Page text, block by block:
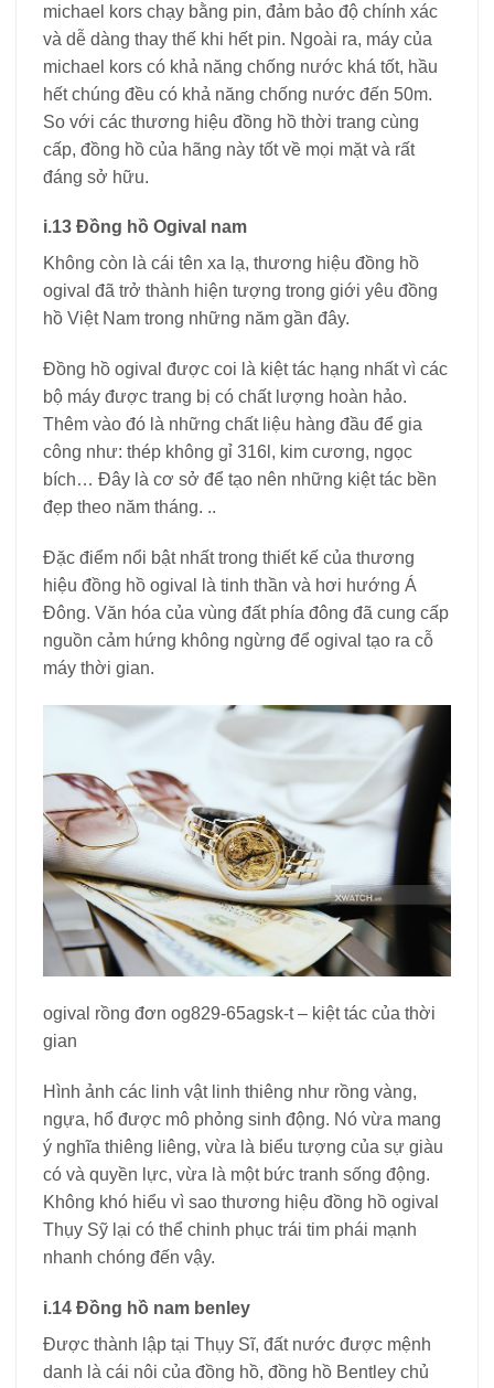
michael kors chạy bằng pin, đảm bảo độ chính xác
và dễ dàng thay thế khi hết pin. Ngoài ra, máy của
michael kors có khả năng chống nước khá tốt, hầu
hết chúng đều có khả năng chống nước đến 50m.
So với các thương hiệu đồng hồ thời trang cùng
cấp, đồng hồ của hãng này tốt về mọi mặt và rất
đáng sở hữu.
i.13 Đồng hồ Ogival nam
Không còn là cái tên xa lạ, thương hiệu đồng hồ
ogival đã trở thành hiện tượng trong giới yêu đồng
hồ Việt Nam trong những năm gần đây.
Đồng hồ ogival được coi là kiệt tác hạng nhất vì các
bộ máy được trang bị có chất lượng hoàn hảo.
Thêm vào đó là những chất liệu hàng đầu để gia
công như: thép không gỉ 316l, kim cương, ngọc
bích… Đây là cơ sở để tạo nên những kiệt tác bền
đẹp theo năm tháng. ..
Đặc điểm nổi bật nhất trong thiết kế của thương
hiệu đồng hồ ogival là tinh thần và hơi hướng Á
Đông. Văn hóa của vùng đất phía đông đã cung cấp
nguồn cảm hứng không ngừng để ogival tạo ra cỗ
máy thời gian.
ogival rồng đơn og829-65agsk-t – kiệt tác của thời
gian
Hình ảnh các linh vật linh thiêng như rồng vàng,
ngựa, hổ được mô phỏng sinh động. Nó vừa mang
ý nghĩa thiêng liêng, vừa là biểu tượng của sự giàu
có và quyền lực, vừa là một bức tranh sống động.
Không khó hiểu vì sao thương hiệu đồng hồ ogival
Thụy Sỹ lại có thể chinh phục trái tim phái mạnh
nhanh chóng đến vậy.
i.14 Đồng hồ nam benley
Được thành lập tại Thụy Sĩ, đất nước được mệnh
danh là cái nôi của đồng hồ, đồng hồ Bentley chủ